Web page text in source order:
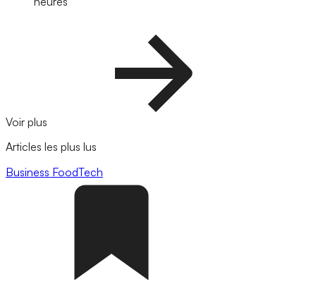
Voir plus
Articles les plus lus
Business FoodTech